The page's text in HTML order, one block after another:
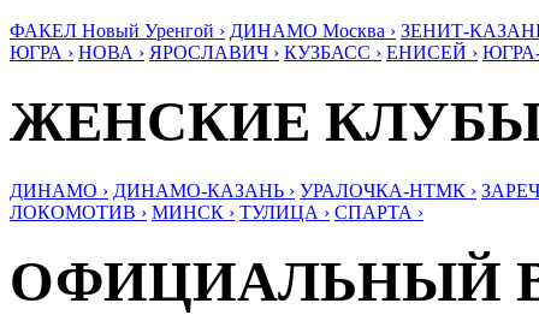
ФАКЕЛ Новый Уренгой › ДИНАМО Москва › ЗЕНИТ-
ЮГРА › НОВА › ЯРОСЛАВИЧ › КУЗБАСС › ЕНИСЕЙ ›
ЖЕНСКИЕ
ДИНАМО › ДИНАМО-КАЗАНЬ › УРАЛОЧКА-НТМК ›
ЛОКОМОТИВ › МИНСК › ТУЛИЦА › СПАРТА ›
ОФИЦИАЛЬНЫЙ